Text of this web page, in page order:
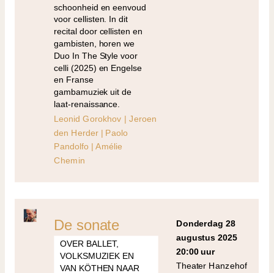
schoonheid en eenvoud
voor cellisten. In dit
recital door cellisten en
gambisten, horen we
Duo In The Style voor
celli (2025) en Engelse
en Franse
gambamuziek uit de
laat-renaissance.
Leonid Gorokhov | Jeroen
den Herder | Paolo
Pandolfo | Amélie
Chemin
De sonate
OVER BALLET,
VOLKSMUZIEK EN
VAN KÖTHEN NAAR
donderdag 28
augustus 2025
20:00 uur
Theater Hanzehof